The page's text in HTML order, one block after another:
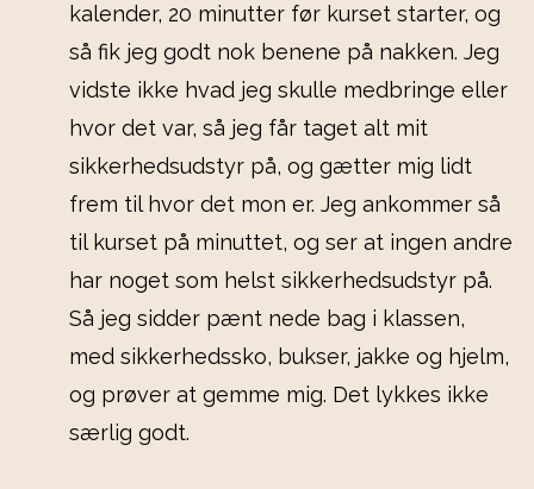
kalender, 20 minutter før kurset starter, og
så fik jeg godt nok benene på nakken. Jeg
vidste ikke hvad jeg skulle medbringe eller
hvor det var, så jeg får taget alt mit
sikkerhedsudstyr på, og gætter mig lidt
frem til hvor det mon er. Jeg ankommer så
til kurset på minuttet, og ser at ingen andre
har noget som helst sikkerhedsudstyr på.
Så jeg sidder pænt nede bag i klassen,
med sikkerhedssko, bukser, jakke og hjelm,
og prøver at gemme mig. Det lykkes ikke
særlig godt.